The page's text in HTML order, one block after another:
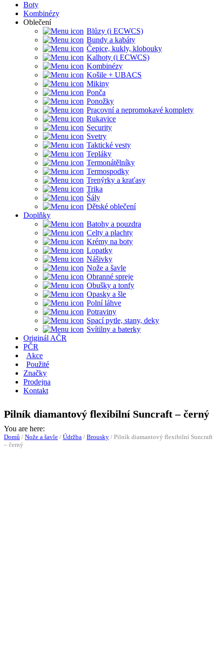
Boty
Kombinézy
Oblečení
Blůzy (i ECWCS)
Bundy a kabáty
Čepice, kukly, klobouky
Kalhoty (i ECWCS)
Kombinézy
Košile + UBACS
Mikiny
Ponča
Ponožky
Pracovní a nepromokavé komplety
Rukavice
Security
Svetry
Taktické vesty
Tepláky
Termonátělníky
Termospodky
Trenýrky a kraťasy
Trika
Šály
Dětské oblečení
Doplňky
Batohy a pouzdra
Celty a plachty
Krémy na boty
Lopatky
Nášivky
Nože a šavle
Obranné spreje
Obušky a tonfy
Opasky a šle
Polní láhve
Potraviny
Spací pytle, stany, deky
Svítilny a baterky
Originál AČR
PČR
Akce
Použité
Značky
Prodejna
Kontakt
Pilník diamantový flexibilní Suncraft – černý
You are here:
Domů / Nože a šavle / Údržba / Brousky / Pilník diamantový flexibilní Suncraft
– černý